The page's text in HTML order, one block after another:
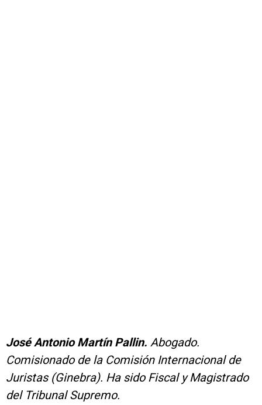
José Antonio Martín Pallin. Abogado.
Comisionado de la Comisión Internacional de
Juristas (Ginebra). Ha sido Fiscal y Magistrado
del Tribunal Supremo.